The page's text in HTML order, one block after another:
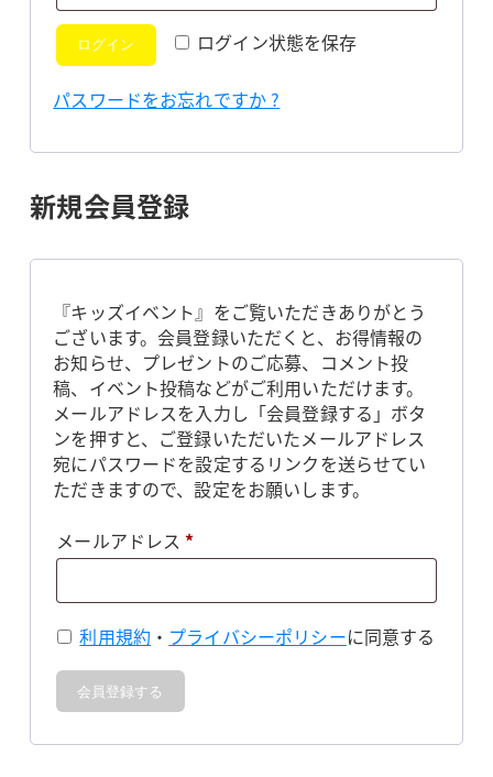
ログイン状態を保存
ログイン
パスワードをお忘れですか ?
新規会員登録
『キッズイベント』をご覧いただきありがとう
ございます。会員登録いただくと、お得情報の
お知らせ、プレゼントのご応募、コメント投
稿、イベント投稿などがご利用いただけます。
メールアドレスを入力し「会員登録する」ボタ
ンを押すと、ご登録いただいたメールアドレス
宛にパスワードを設定するリンクを送らせてい
ただきますので、設定をお願いします。
メールアドレス *必
利用規約 ・ プライバシーポリシーに同意する
会員登録する